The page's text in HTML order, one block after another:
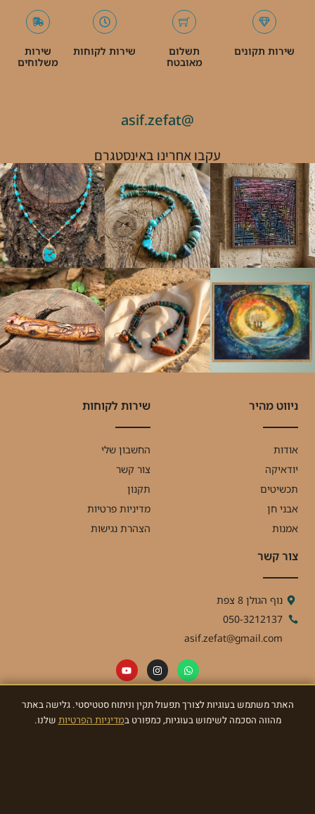
האתר משתמש בעוגיות לצורך תפעול תקין וניתוח סטטיסטי. גלישה באתר
מהווה הסכמה לשימוש בעוגיות, כמפורט במדיניות הפרטיותשלנו.
שירות תקונים
תשלום
מאובטח
שירות לקוחות
שירות
משלוחים
@asif.zefat
עקבו אחרינו באינסטגרם
ניווט מהיר
אודות
יודאיקה
תכשיטים
אבני חן
אמנות
שירות לקוחות
החשבון שלי
צור קשר
תקנון
מדיניות פרטיות
הצהרת נגישות
צור קשר
נוף הגולן 8 צפת
050-3212137
asif.zefat@gmail.com
ניוזלטר